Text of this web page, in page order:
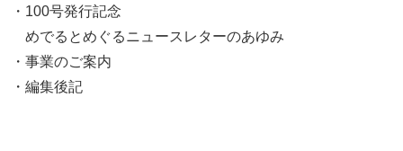
・100号発行記念
めでるとめぐるニュースレターのあゆみ
・事業のご案内
・編集後記